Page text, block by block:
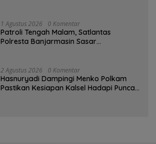
1 Agustus 2026 0 Komentar
Patroli Tengah Malam, Satlantas
Polresta Banjarmasin Sasar
2 Agustus 2026 0 Komentar
Hasnuryadi Dampingi Menko Polkam
Pastikan Kesiapan Kalsel Hadapi Puncak